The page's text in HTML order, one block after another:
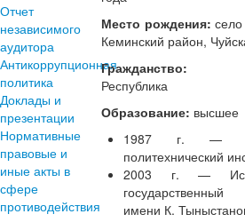
Отчет
независимого
аудитора
Антикоррупционная
политика
Доклады и
презентации
Нормативные
правовые и
иные акты в
сфере
противодействия
Место рождения:
Кеминский район,
Гражданство:
Республика
Образование: высшее
1987 г. —
политехнический
2003 г. —
государственный
имени К.